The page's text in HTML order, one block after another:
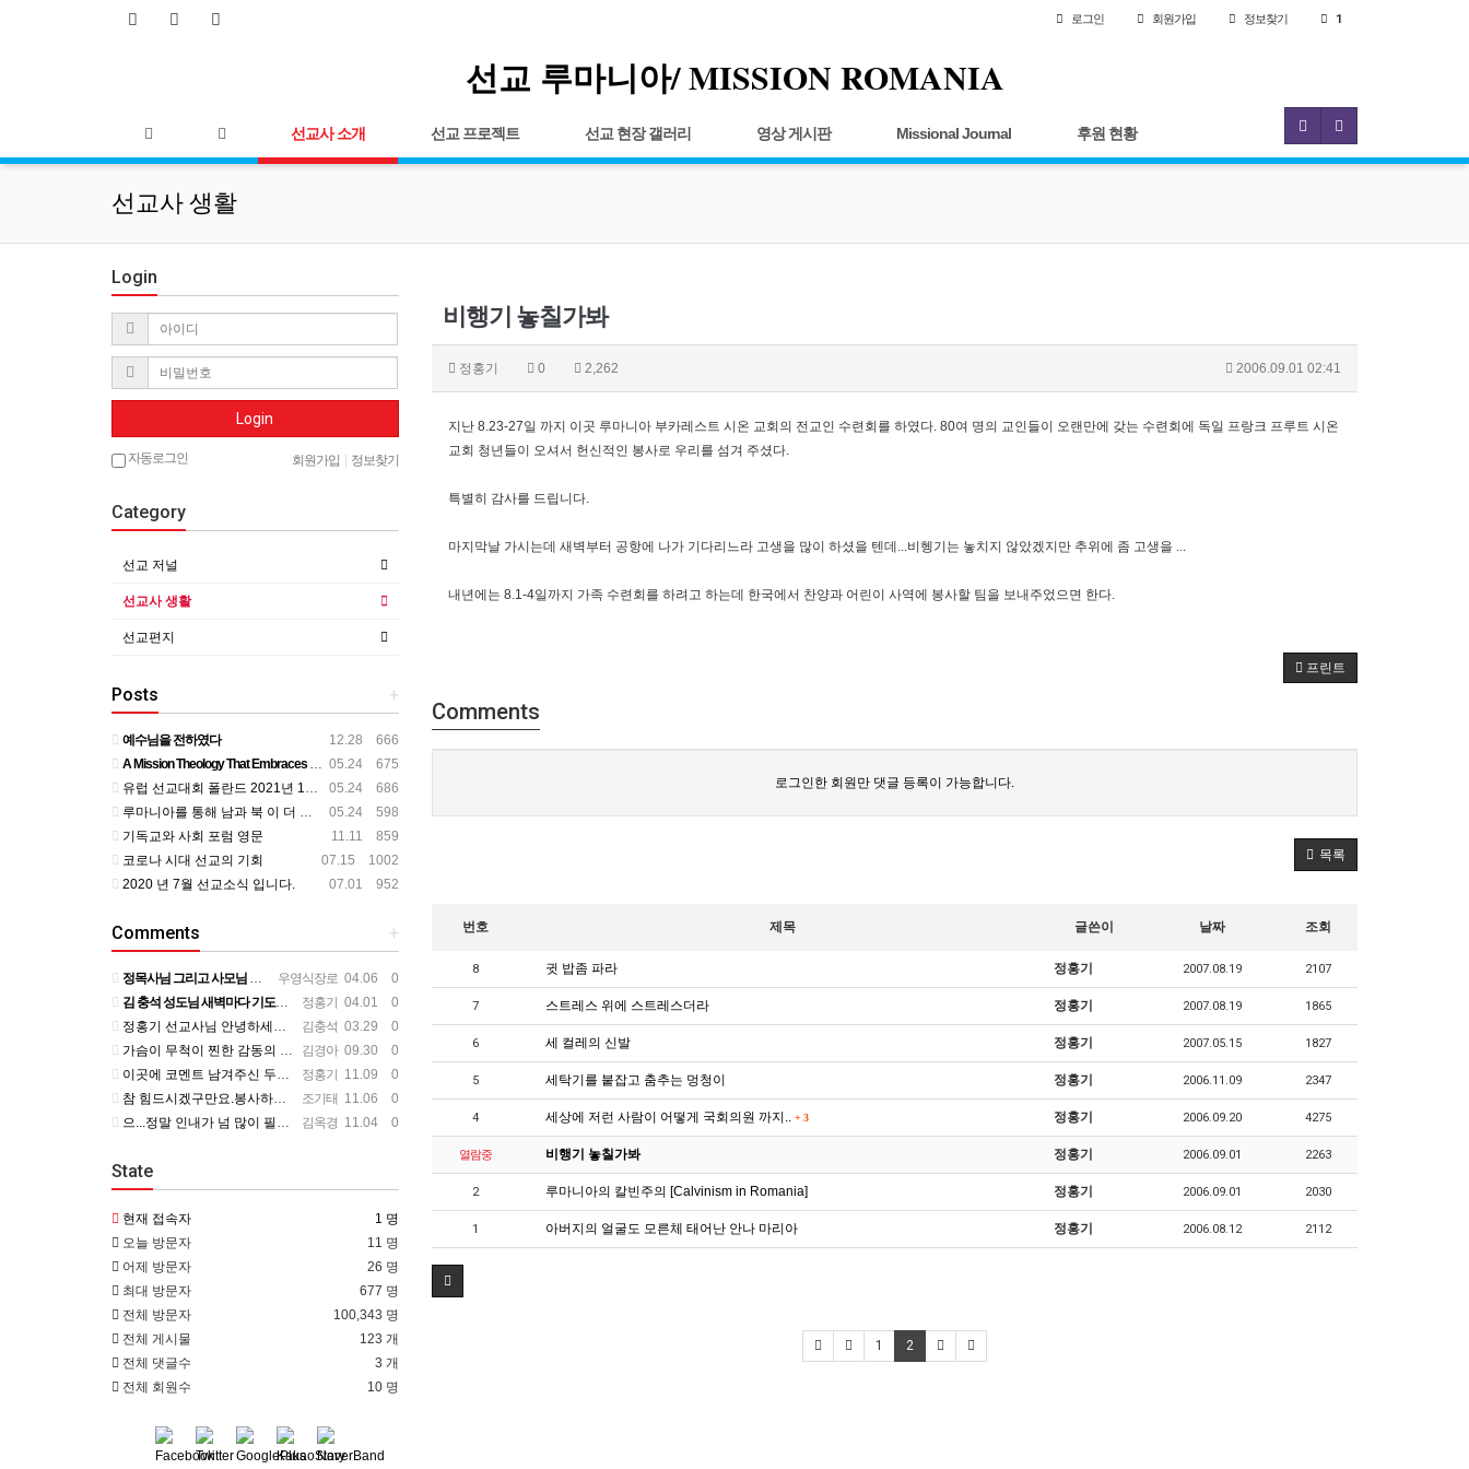
로그인 회원가입 정보찾기 1
선교 루마니아/ MISSION ROMANIA
선교사 소개 선교 프로젝트 선교 현장 갤러리 영상 게시판 Missional Journal 후원 현황
선교사 생활
비행기 놓칠가봐
정홍기 0 2,262 2006.09.01 02:41
지난 8.23-27일 까지 이곳 루마니아 부카레스트 시온 교회의 전교인 수련회를 하였다. 80여 명의 교인들이 오랜만에 갖는 수련회에 독일 프랑크 프루트 시온
교회 청년들이 오셔서 헌신적인 봉사로 우리를 섬겨 주셨다.
특별히 감사를 드립니다.
마지막날 가시는데 새벽부터 공항에 나가 기다리느라 고생을 많이 하셨을 텐데...비헹기는 놓치지 않았겠지만 추위에 좀 고생을 ...
내년에는 8.1-4일까지 가족 수련회를 하려고 하는데 한국에서 찬양과 어린이 사역에 봉사할 팀을 보내주었으면 한다.
프린트
Comments
로그인한 회원만 댓글 등록이 가능합니다.
목록
번호 제목 글쓴이 날짜 조회
8 귓 밥좀 파라 정홍기 2007.08.19 2107
7 스트레스 위에 스트레스더라 정홍기 2007.08.19 1865
6 세 컬레의 신발 정홍기 2007.05.15 1827
5 세탁기를 붙잡고 춤추는 멍청이 정홍기 2006.11.09 2347
4 세상에 저런 사람이 어떻게 국회의원 까지.. + 3 정홍기 2006.09.20 4275
열람중 비행기 놓칠가봐 정홍기 2006.09.01 2263
2 루마니아의 칼빈주의 [Calvinism in Romania] 정홍기 2006.09.01 2030
1 아버지의 얼굴도 모른체 태어난 안나 마리아 정홍기 2006.08.12 2112
1 2
Login
Login
자동로그인 회원가입 정보찾기
Category
선교 저널
선교사 생활
선교편지
+
Posts
12.28 666
예수님을 전하였다
05.24 675
A Mission Theology That Embraces All Aspects of Human Life
05.24 686
유럽 선교대회 폴란드 2021년 11월
05.24 598
루마니아를 통해 남과 북 이 더 가까이
11.11 859
기독교와 사회 포럼 영문
07.15 1002
코로나 시대 선교의 기회
07.01 952
2020 년 7월 선교소식 입니다.
+
Comments
우영식장로 04.06 0
정목사님 그리고 사모님 뵌지가 벌써 2년정도 되는것 같습니다. 그동안도 주님 크신 사랑안에서 평안하시리라 믿…
정홍기 04.01 0
김 충석 성도님 새벽마다 기도하신 다는 소식에 큰 위로를 받습니다. 주님께 대한 사랑이라 생각 됩니다. 주님…
김충석 03.29 0
정홍기 선교사님 안녕하세요? 저는 수영로교회를 섬기는 김충석성도입니다. 국민은행에 근무하고 있구요. 지난번 …
김경아 09.30 0
가슴이 무척이 찐한 감동의 편지를 읽었습니다. 너무나 서로의 변함 없는 사랑을 본 받길 원합니다. 정말 예전…
정홍기 11.09 0
이곳에 코멘트 남겨주신 두분이 보고 싶군요. 일일히 소식 전하지 못함을 죄송하개 생각합니다.
조기태 11.06 0
참 힘드시겠구만요.봉사하는 맴버가 욕심을 부린다는거....언제나 그 마음이 변할려나.... 정말 스트레스 많…
김옥경 11.04 0
으...정말 인내가 넘 많이 필요하시겠어요... 들어와 보니 넘 좋은데...선교사님 옆에서 얘기 듣고 있는거…
State
현재 접속자
1 명
오늘 방문자
11 명
어제 방문자
26 명
최대 방문자
677 명
전체 방문자
100,343 명
전체 게시물
123 개
전체 댓글수
3 개
전체 회원수
10 명